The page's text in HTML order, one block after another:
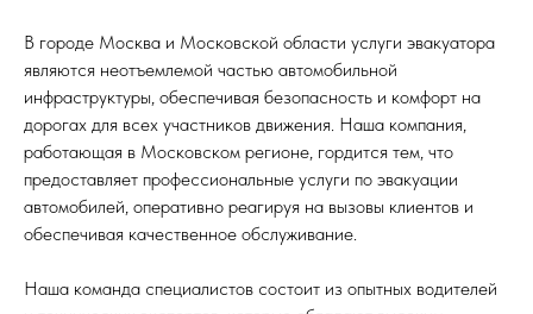
В городе Москва и Московской области услуги эвакуатора
являются неотъемлемой частью автомобильной
инфраструктуры, обеспечивая безопасность и комфорт на
дорогах для всех участников движения. Наша компания,
работающая в Московском регионе, гордится тем, что
предоставляет профессиональные услуги по эвакуации
автомобилей, оперативно реагируя на вызовы клиентов и
обеспечивая качественное обслуживание.
Наша команда специалистов состоит из опытных водителей